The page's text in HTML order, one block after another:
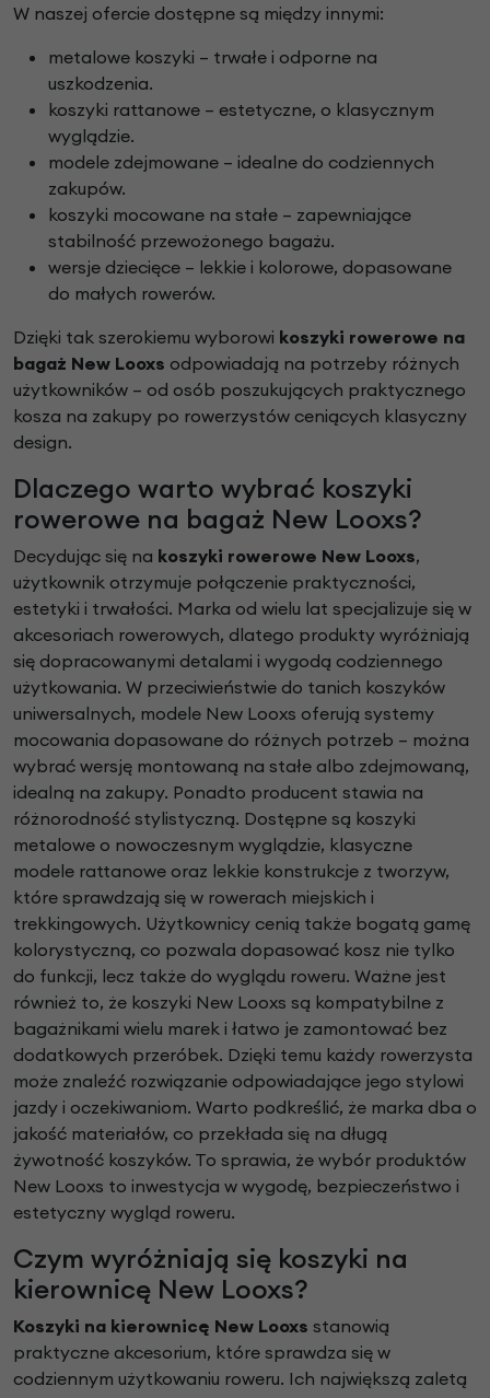
W naszej ofercie dostępne są między innymi:
metalowe koszyki – trwałe i odporne na
uszkodzenia.
koszyki rattanowe – estetyczne, o klasycznym
wyglądzie.
modele zdejmowane – idealne do codziennych
zakupów.
koszyki mocowane na stałe – zapewniające
stabilność przewożonego bagażu.
wersje dziecięce – lekkie i kolorowe, dopasowane
do małych rowerów.
Dzięki tak szerokiemu wyborowi koszyki rowerowe na
bagaż New Looxs odpowiadają na potrzeby różnych
użytkowników – od osób poszukujących praktycznego
kosza na zakupy po rowerzystów ceniących klasyczny
design.
Dlaczego warto wybrać koszyki
rowerowe na bagaż New Looxs?
Decydując się na koszyki rowerowe New Looxs,
użytkownik otrzymuje połączenie praktyczności,
estetyki i trwałości. Marka od wielu lat specjalizuje się w
akcesoriach rowerowych, dlatego produkty wyróżniają
się dopracowanymi detalami i wygodą codziennego
użytkowania. W przeciwieństwie do tanich koszyków
uniwersalnych, modele New Looxs oferują systemy
mocowania dopasowane do różnych potrzeb – można
wybrać wersję montowaną na stałe albo zdejmowaną,
idealną na zakupy. Ponadto producent stawia na
różnorodność stylistyczną. Dostępne są koszyki
metalowe o nowoczesnym wyglądzie, klasyczne
modele rattanowe oraz lekkie konstrukcje z tworzyw,
które sprawdzają się w rowerach miejskich i
trekkingowych. Użytkownicy cenią także bogatą gamę
kolorystyczną, co pozwala dopasować kosz nie tylko
do funkcji, lecz także do wyglądu roweru. Ważne jest
również to, że koszyki New Looxs są kompatybilne z
bagażnikami wielu marek i łatwo je zamontować bez
dodatkowych przeróbek. Dzięki temu każdy rowerzysta
może znaleźć rozwiązanie odpowiadające jego stylowi
jazdy i oczekiwaniom. Warto podkreślić, że marka dba o
jakość materiałów, co przekłada się na długą
żywotność koszyków. To sprawia, że wybór produktów
New Looxs to inwestycja w wygodę, bezpieczeństwo i
estetyczny wygląd roweru.
Czym wyróżniają się koszyki na
kierownicę New Looxs?
Koszyki na kierownicę New Looxs stanowią
praktyczne akcesorium, które sprawdza się w
codziennym użytkowaniu roweru. Ich największą zaletą